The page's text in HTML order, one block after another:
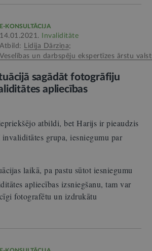
E-KONSULTĀCIJA
14.01.2021.
Invaliditāte
Atbild: Lidija Dārziņa;
Veselības un darbspēju ekspertīzes ārstu
sagādāt fotogrāfiju
apliecības
atbildi, bet Harijs ir pieaudzis
grupa, iesniegumu par
laikā, pa pastu sūtot iesniegumu
apliecības izsniegšanu, tam var
fotografētu un izdrukātu